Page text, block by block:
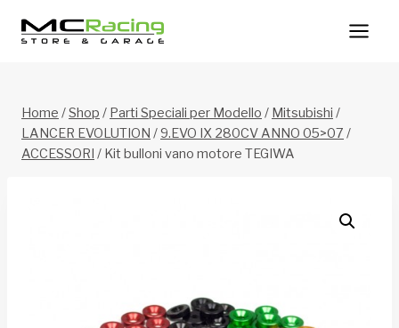
Home /Shop / Parti Speciali per Modello / Mitsubishi /
LANCER EVOLUTION /9.EVO IX 280CV ANNO 05>07 /
ACCESSORI / Kit bulloni vano motore TEGIWA